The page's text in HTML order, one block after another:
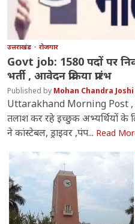
उत्तराखंड रोजगार
Govt job: 1580 पदों पर
भर्ती , आवेदन प्रक्रिया प्रारंभ
Mohan Chandra Joshi
Uttarakhand Morning Post ,
तलाश कर रहे इच्छुक अभ्यर्थियों
ने कांस्टेबल, ड्राइवर ,पंप... Read